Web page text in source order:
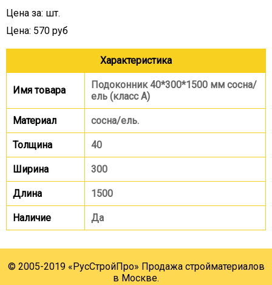
Цена за: шт.
Цена: 570 руб
Характеристика
Имя товара
Подоконник 40*300*1500 мм сосна/
ель (класс А)
Материал сосна/ель.
Толщина 40
Ширина 300
Длина 1500
Наличие Да
© 2005-2019 «РусСтройПро» Продажа стройматериалов
в Москве.